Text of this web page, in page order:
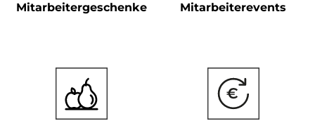
Mitarbeitergeschenke Mitarbeiterevents